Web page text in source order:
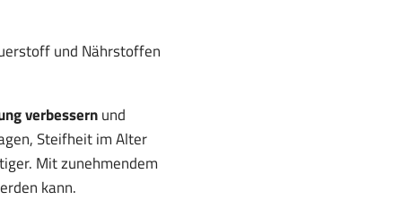
und Nährstoffen
verbessernund
Steifheit im Alter
Mit zunehmendem
kann.